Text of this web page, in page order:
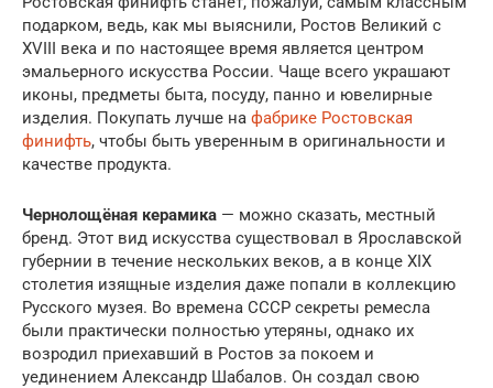
подарком, ведь, как мы выяснили, Ростов Великий с
XVIII века и по настоящее время является центром
эмальерного искусства России. Чаще всего украшают
иконы, предметы быта, посуду, панно и ювелирные
изделия. Покупать лучше на фабрике Ростовская
финифть, чтобы быть уверенным в оригинальности и
качестве продукта.
Чернолощёная керамика — можно сказать, местный
бренд. Этот вид искусства существовал в Ярославской
губернии в течение нескольких веков, а в конце XIX
столетия изящные изделия даже попали в коллекцию
Русского музея. Во времена СССР секреты ремесла
были практически полностью утеряны, однако их
возродил приехавший в Ростов за покоем и
уединением Александр Шабалов. Он создал свою